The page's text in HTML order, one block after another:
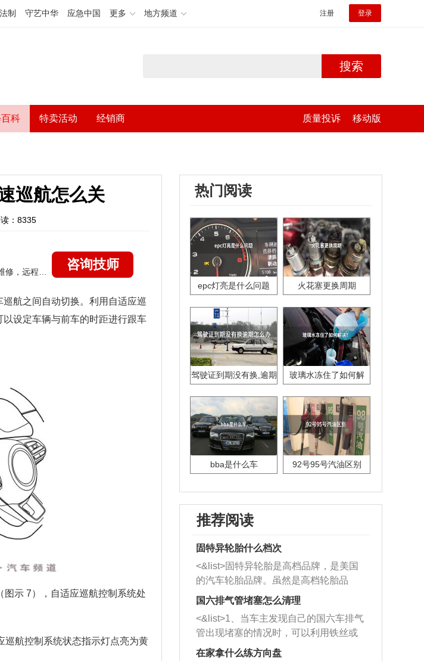
法制 守艺中华 应急中国 更多 地方频道 注册 登录
搜索
科 特卖活动 经销商 质量投诉 移动版
巡航怎么关
：8335
咨询技师
航之间自动切换。利用自适应巡
设定车辆与前车的时距进行跟车
图示 7），自适应巡航控制系统处
巡航控制系统状态指示灯点亮为黄
热门阅读
epc灯亮是什么问题 火花塞更换周期
驾驶证到期没有换,逾期
玻璃水冻住了如何解
bba是什么车 92号95号汽油区别
推荐阅读
固特异轮胎什么档次
<&list>固特异轮胎是高档品牌，是美国
的汽车轮胎品牌。虽然是高档轮胎品
牌，但是中高低端的轮胎都有生产，这
也是为了更好的开拓市场。
国六排气管堵塞怎么清理
<&list>1、当车主发现自己的国六车排气
管出现堵塞的情况时，可以利用铁丝或
者是细棍，直接将杂物给取出来，如果
在家拿什么练方向盘